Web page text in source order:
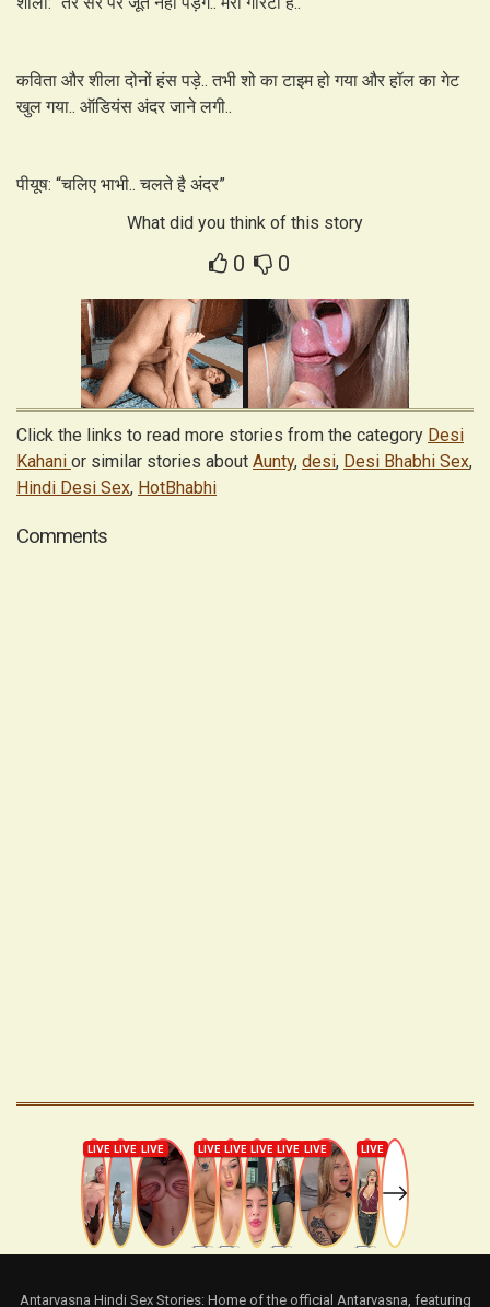
कविता और शीला दोनों हंस पड़े.. तभी शो का टाइम हो गया और हॉल का गेट
खुल गया.. ऑडियंस अंदर जाने लगी..
पीयूष: “चलिए भाभी.. चलते है अंदर”
What did you think of this story
0
0
Click the links to read more stories from the category Desi
Kahani or similar stories about Aunty, desi, Desi Bhabhi Sex,
Hindi Desi Sex, HotBhabhi
Comments
Antarvasna Hindi Sex Stories: Home of the official Antarvasna, featuring